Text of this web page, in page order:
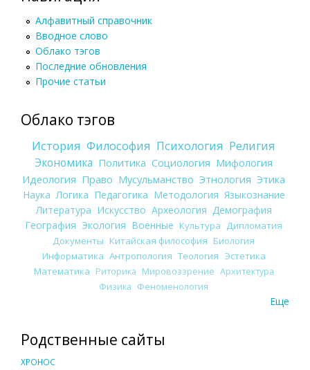
Алфавитный справочник
Вводное слово
Облако тэгов
Последние обновления
Прочие статьи
Облако тэгов
История Философия Психология Религия
Экономика Политика Социология Мифология
Идеология Право Мусульманство Этнология Этика
Наука Логика Педагогика Методология Языкознание
Литература Искусство Археология Демография
География Экология Военные Культура
Дипломатия
Документы Китайская философия Биология
Информатика Антропология Теология Эстетика
Математика Риторика Мировоззрение Архитектура
Физика Феноменология
Еще
Родственные сайты
ХРОНОС